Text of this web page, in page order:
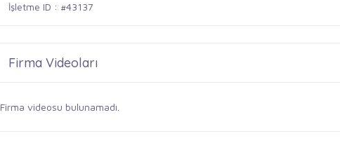
İşletme ID : #43137
Firma Videoları
Firma videosu bulunamadı.